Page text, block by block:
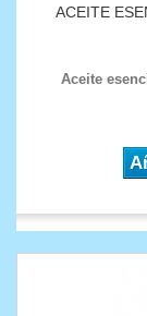
ACEITE
Aceite